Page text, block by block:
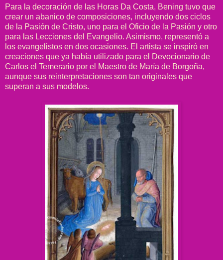
Para la decoración de las Horas Da Costa, Bening tuvo que
crear un abanico de composiciones, incluyendo dos ciclos
de la Pasión de Cristo, uno para el Oficio de la Pasión y otro
para las Lecciones del Evangelio. Asimismo, representó a
los evangelistos en dos ocasiones. El artista se inspiró en
creaciones que ya había utilizado para el Devocionario de
Carlos el Temerario por el Maestro de María de Borgoña,
aunque sus reinterpretaciones son tan originales que
superan a sus modelos.